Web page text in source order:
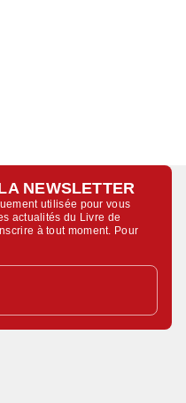
NEWSLETTER
utilisée pour vous
actualités du Livre de
à tout moment. Pour